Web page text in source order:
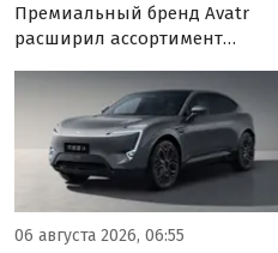
Премиальный бренд Avatr
расширил ассортимент
кроссовера Avatr 11 в России
версиями 2026 года. Вместе с
этим из его прайс-листа
исчезло единственное
заднеприводное
а минимальная цена модели
выросла на 760 тыс. рублей,
06 августа 2026, 06:55